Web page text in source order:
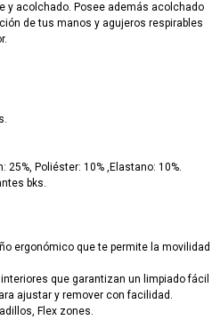
y acolchado. Posee además acolchado
de tus manos y agujeros respirables
25%, Poliéster: 10% ,Elastano: 10%.
bks.
ergonómico que te permite la movilidad
que garantizan un limpiado fácil
ajustar y remover con facilidad.
Flex zones.